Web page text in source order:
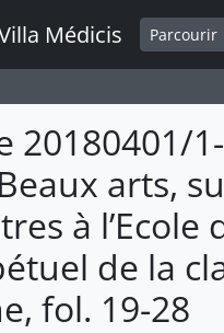
Médicis Parcourir
20180401/
arts,
à
de la
fol. 19-28